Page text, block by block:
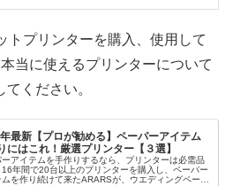
トプリンターを購入、使用して
当に使えるプリンターについて
ください。
最新【プロが勧める】ペーパーアイテム
にはこれ！厳選プリンター【３選】
ーアイテムを手作りするなら、プリンターは必需品
16年間で20台以上のプリンターを購入し、ペーパー
ムを作り続けて来たARARSが、ウエディングペーパ